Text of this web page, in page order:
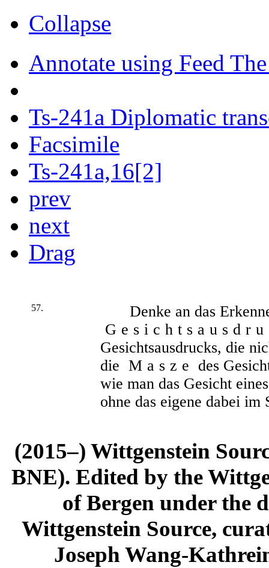
Collapse
Annotate using Feed
Ts-241a Diplomatic
Facsimile
Ts-241a,16[2]
prev
next
Drag
57.
Denke an das
Gesichtsausdrucks, die
die Masze des
wie man das Gesicht
ohne das eigene dabei im
(2015–) Wittgenstein
BNE). Edited by the
of Bergen under the
Wittgenstein Source,
Joseph Wang-